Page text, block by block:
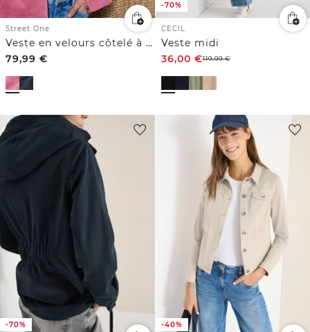
Street One
Veste en velours côtelé à manches 3/4 avec col chemise
79,99 €
-70%
CECIL
Veste midi
36,00 €119,99€
-70% -40%